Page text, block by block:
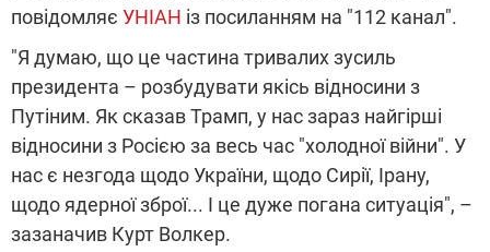
повідомляє УНІАН із посиланням на "112 канал".
"Я думаю, що це частина тривалих зусиль
президента – розбудувати якісь відносини з
Путіним. Як сказав Трамп, у нас зараз найгірші
відносини з Росією за весь час "холодної війни". У
нас є незгода щодо України, щодо Сирії, Ірану,
щодо ядерної зброї... І це дуже погана ситуація", –
зазаначив Курт Волкер.